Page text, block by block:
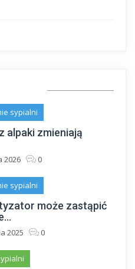
sypialni
alpaki zmieniają
2026 0
sypialni
może zastąpić
2025 0